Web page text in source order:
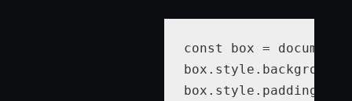
const box =
box.style.padding =